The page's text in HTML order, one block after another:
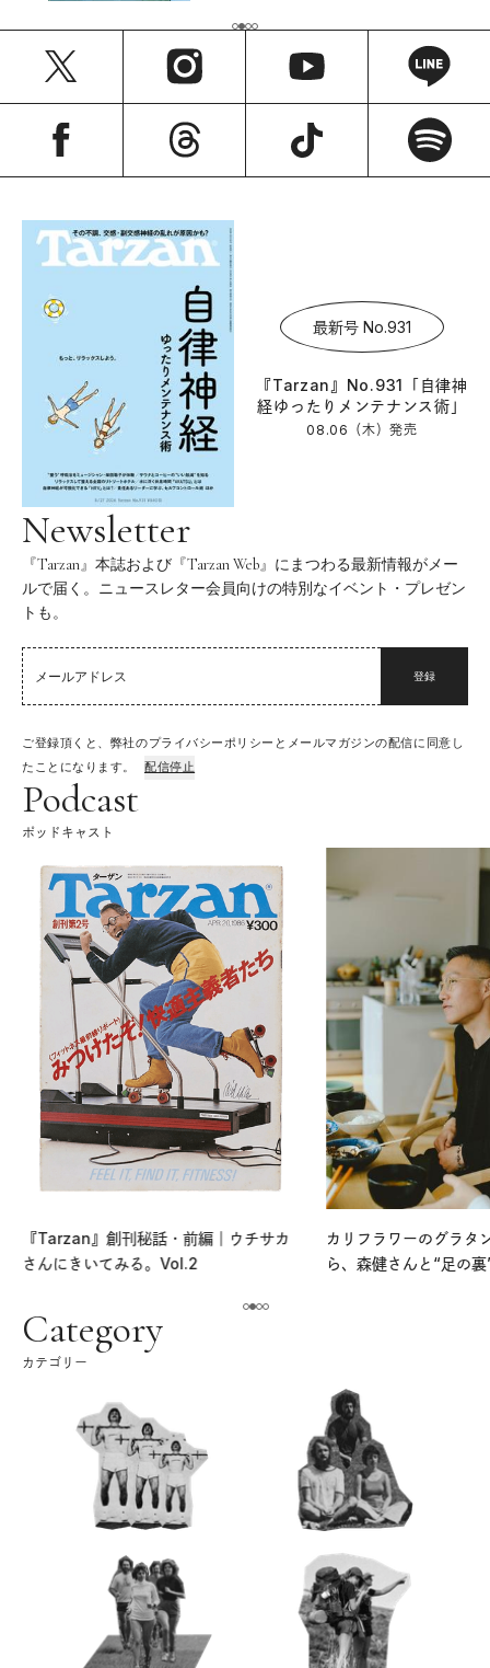
最新号 No.931
『Tarzan』No.931「自律神
経ゆったりメンテナンス術」
08.06（木）発売
Newsletter
『Tarzan』本誌および『Tarzan Web』にまつわる最新情報がメー
ルで届く。ニュースレター会員向けの特別なイベント・プレゼン
トも。
登録
ご登録頂くと、弊社のプライバシーポリシーとメールマガジンの配信に同意し
たことになります。
配信停止
Podcast
ポッドキャスト
『Tarzan』創刊秘話・前編｜ウチサカ
さんにきいてみる。Vol.2
カリフラワーのグラタ
ら、森健さんと“足の
Category
カテゴリー